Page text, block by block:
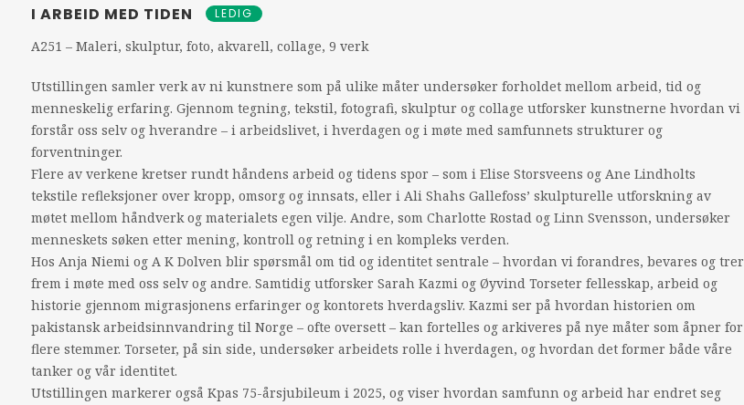
I ARBEID MED TIDEN LEDIG
A251 – Maleri, skulptur, foto, akvarell, collage, 9 verk
Utstillingen samler verk av ni kunstnere som på ulike måter undersøker forholdet mellom arbeid, tid og
menneskelig erfaring. Gjennom tegning, tekstil, fotografi, skulptur og collage utforsker kunstnerne hvordan vi
forstår oss selv og hverandre – i arbeidslivet, i hverdagen og i møte med samfunnets strukturer og
forventninger.
Flere av verkene kretser rundt håndens arbeid og tidens spor – som i Elise Storsveens og Ane Lindholts
tekstile refleksjoner over kropp, omsorg og innsats, eller i Ali Shahs Gallefoss’ skulpturelle utforskning av
møtet mellom håndverk og materialets egen vilje. Andre, som Charlotte Rostad og Linn Svensson, undersøker
menneskets søken etter mening, kontroll og retning i en kompleks verden.
Hos Anja Niemi og A K Dolven blir spørsmål om tid og identitet sentrale – hvordan vi forandres, bevares og trer
frem i møte med oss selv og andre. Samtidig utforsker Sarah Kazmi og Øyvind Torseter fellesskap, arbeid og
historie gjennom migrasjonens erfaringer og kontorets hverdagsliv. Kazmi ser på hvordan historien om
pakistansk arbeidsinnvandring til Norge – ofte oversett – kan fortelles og arkiveres på nye måter som åpner for
flere stemmer. Torseter, på sin side, undersøker arbeidets rolle i hverdagen, og hvordan det former både våre
tanker og vår identitet.
Utstillingen markerer også Kpas 75-årsjubileum i 2025, og viser hvordan samfunn og arbeid har endret seg